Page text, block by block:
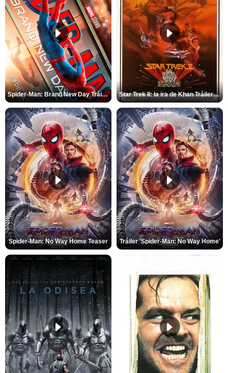
Spider-Man: Brand New Day Tráiler (3) Star Trek II: la ira de Khan Tráiler VO
Spider-Man: No Way Home Teaser Tráiler 'Spider-Man: No Way Home'